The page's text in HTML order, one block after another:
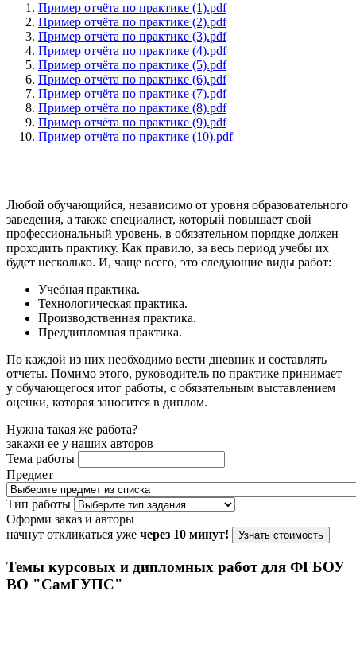
Пример отчёта по практике (1).pdf
Пример отчёта по практике (2).pdf
Пример отчёта по практике (3).pdf
Пример отчёта по практике (4).pdf
Пример отчёта по практике (5).pdf
Пример отчёта по практике (6).pdf
Пример отчёта по практике (7).pdf
Пример отчёта по практике (8).pdf
Пример отчёта по практике (9).pdf
Пример отчёта по практике (10).pdf
Любой обучающийся, независимо от уровня образовательного
заведения, а также специалист, который повышает свой
профессиональный уровень, в обязательном порядке должен
проходить практику. Как правило, за весь период учебы их
будет несколько. И, чаще всего, это следующие виды работ:
Учебная практика.
Технологическая практика.
Производственная практика.
Преддипломная практика.
По каждой из них необходимо вести дневник и составлять
отчеты. Помимо этого, руководитель по практике принимает
у обучающегося итог работы, с обязательным выставлением
оценки, которая заносится в диплом.
Нужна такая же работа?
закажи ее у наших авторов
Тема работы
Предмет
Тип работы
Оформи заказ и авторы
начнут откликаться уже через 10 минут! Узнать стоимость
Темы курсовых и дипломных работ для ФГБОУ
ВО "СамГУПС"